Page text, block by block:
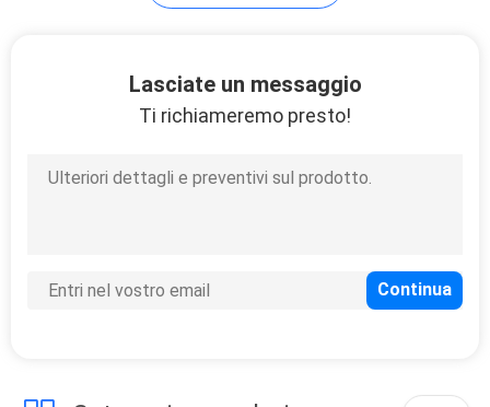
Lasciate un messaggio
Ti richiameremo presto!